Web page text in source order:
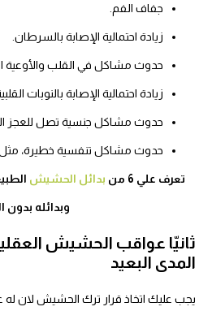
جفاف الفم.
زيادة احتمالية الإصابة بالسرطان.
حدوث مشاكل في القلب والأوعية
زيادة احتمالية الإصابة بالنوبات
حدوث مشاكل جنسية تصل للعجز
حدوث مشاكل تنفسية خطيرة، مثل
تعرف علي 6 من بدائل الحشيش
وبدائله بدون
ثانيّا عواقب الحشيش
المدى البعيد
يجب عليك اتخاذ قرار ترك الحشيش لان